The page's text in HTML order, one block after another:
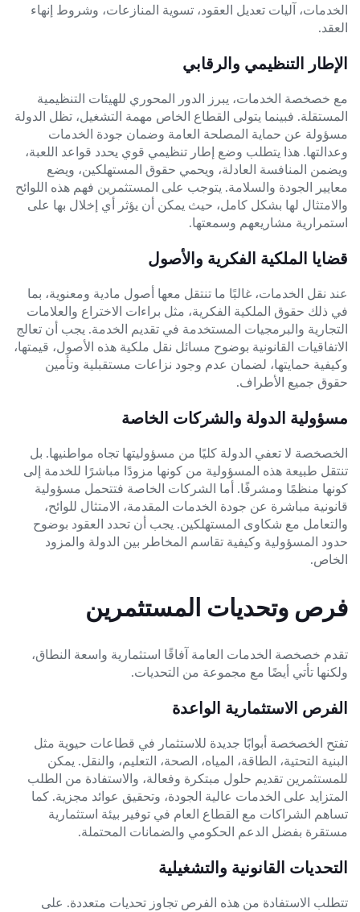
الخدمات، آليات تعديل العقود، تسوية المنازعات، وشروط إنهاء
العقد.
الإطار التنظيمي والرقابي
مع خصخصة الخدمات، يبرز الدور المحوري للهيئات التنظيمية
المستقلة. فبينما يتولى القطاع الخاص مهمة التشغيل، تظل الدولة
مسؤولة عن حماية المصلحة العامة وضمان جودة الخدمات
وعدالتها. هذا يتطلب وضع إطار تنظيمي قوي يحدد قواعد اللعبة،
ويضمن المنافسة العادلة، ويحمي حقوق المستهلكين، ويضع
معايير الجودة والسلامة. يتوجب على المستثمرين فهم هذه اللوائح
والامتثال لها بشكل كامل، حيث يمكن أن يؤثر أي إخلال بها على
استمرارية مشاريعهم وسمعتها.
قضايا الملكية الفكرية والأصول
عند نقل الخدمات، غالبًا ما تنتقل معها أصول مادية ومعنوية، بما
في ذلك حقوق الملكية الفكرية، مثل براءات الاختراع والعلامات
التجارية والبرمجيات المستخدمة في تقديم الخدمة. يجب أن تعالج
الاتفاقيات القانونية بوضوح مسائل نقل ملكية هذه الأصول، قيمتها،
وكيفية حمايتها، لضمان عدم وجود نزاعات مستقبلية وتأمين
حقوق جميع الأطراف.
مسؤولية الدولة والشركات الخاصة
الخصخصة لا تعفي الدولة كليًا من مسؤوليتها تجاه مواطنيها. بل
تنتقل طبيعة هذه المسؤولية من كونها مزودًا مباشرًا للخدمة إلى
كونها منظمًا ومشرفًا. أما الشركات الخاصة فتتحمل مسؤولية
قانونية مباشرة عن جودة الخدمات المقدمة، الامتثال للوائح،
والتعامل مع شكاوى المستهلكين. يجب أن تحدد العقود بوضوح
حدود المسؤولية وكيفية تقاسم المخاطر بين الدولة والمزود
الخاص.
فرص وتحديات المستثمرين
تقدم خصخصة الخدمات العامة آفاقًا استثمارية واسعة النطاق،
ولكنها تأتي أيضًا مع مجموعة من التحديات.
الفرص الاستثمارية الواعدة
تفتح الخصخصة أبوابًا جديدة للاستثمار في قطاعات حيوية مثل
البنية التحتية، الطاقة، المياه، الصحة، التعليم، والنقل. يمكن
للمستثمرين تقديم حلول مبتكرة وفعالة، والاستفادة من الطلب
المتزايد على الخدمات عالية الجودة، وتحقيق عوائد مجزية. كما
تساهم الشراكات مع القطاع العام في توفير بيئة استثمارية
مستقرة بفضل الدعم الحكومي والضمانات المحتملة.
التحديات القانونية والتشغيلية
تتطلب الاستفادة من هذه الفرص تجاوز تحديات متعددة. على